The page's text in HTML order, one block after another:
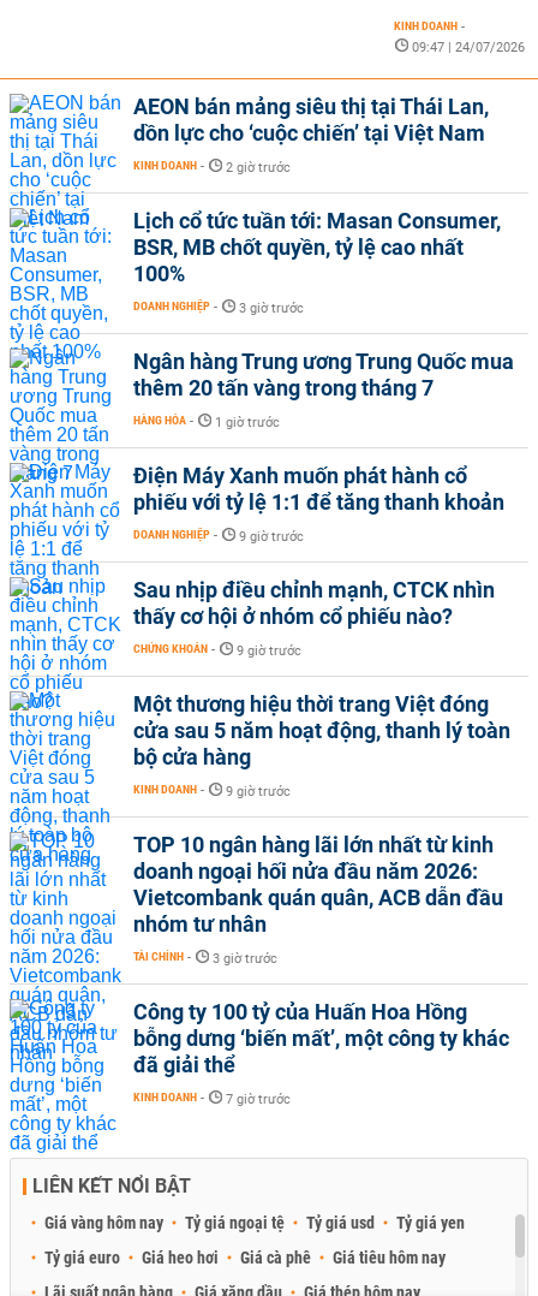
KINH DOANH -
09:47 | 24/07/2026
AEON bán mảng siêu thị tại Thái Lan,
dồn lực cho ‘cuộc chiến’ tại Việt Nam
KINH DOANH - 2 giờ trước
Lịch cổ tức tuần tới: Masan Consumer,
BSR, MB chốt quyền, tỷ lệ cao nhất
100%
DOANH NGHIỆP - 3 giờ trước
Ngân hàng Trung ương Trung Quốc mua
thêm 20 tấn vàng trong tháng 7
HÀNG HÓA - 1 giờ trước
Điện Máy Xanh muốn phát hành cổ
phiếu với tỷ lệ 1:1 để tăng thanh khoản
DOANH NGHIỆP - 9 giờ trước
Sau nhịp điều chỉnh mạnh, CTCK nhìn
thấy cơ hội ở nhóm cổ phiếu nào?
CHỨNG KHOÁN - 9 giờ trước
Một thương hiệu thời trang Việt đóng
cửa sau 5 năm hoạt động, thanh lý toàn
bộ cửa hàng
KINH DOANH - 9 giờ trước
TOP 10 ngân hàng lãi lớn nhất từ kinh
doanh ngoại hối nửa đầu năm 2026:
Vietcombank quán quân, ACB dẫn đầu
nhóm tư nhân
TÀI CHÍNH - 3 giờ trước
Công ty 100 tỷ của Huấn Hoa Hồng
bỗng dưng ‘biến mất’, một công ty khác
đã giải thể
KINH DOANH - 7 giờ trước
LIÊN KẾT NỔI BẬT
Giá vàng hôm nay Tỷ giá ngoại tệ Tỷ giá usd
Tỷ giá yen
Tỷ giá euro
Giá heo hơi Giá cà phê
Giá tiêu hôm nay